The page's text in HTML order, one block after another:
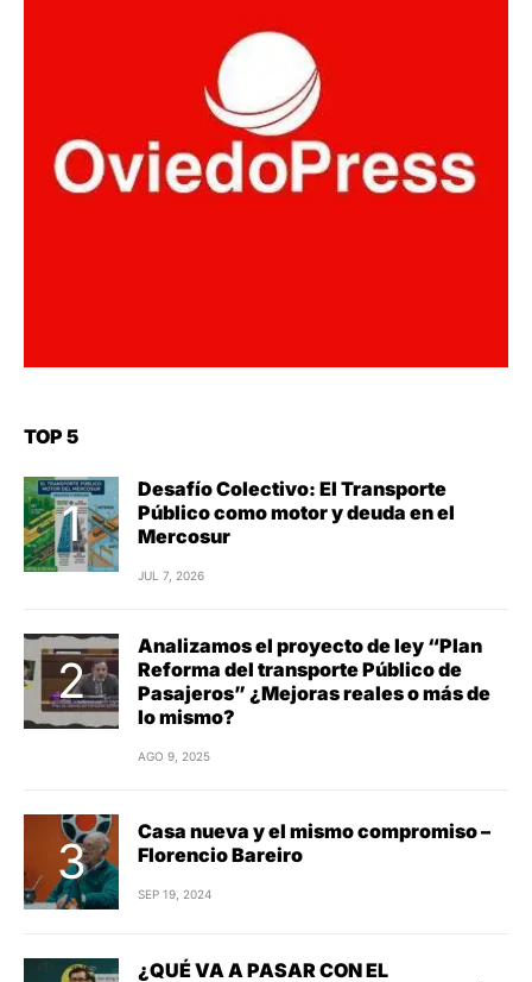
TOP 5
Desafío Colectivo: El Transporte
Público como motor y deuda en el
Mercosur
JUL 7, 2026
Analizamos el proyecto de ley “Plan
Reforma del transporte Público de
Pasajeros” ¿Mejoras reales o más de
lo mismo?
AGO 9, 2025
Casa nueva y el mismo compromiso –
Florencio Bareiro
SEP 19, 2024
¿QUÉ VA A PASAR CON EL